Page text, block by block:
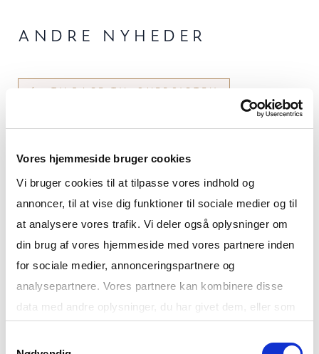
Vores hjemmeside bruger cookies
Vi bruger cookies til at tilpasse vores indhold og
annoncer, til at vise dig funktioner til sociale medier og til
at analysere vores trafik. Vi deler også oplysninger om
din brug af vores hjemmeside med vores partnere inden
for sociale medier, annonceringspartnere og
analysepartnere. Vores partnere kan kombinere disse
data med andre oplysninger, du har givet dem, eller som
ANDRE NYHEDER
TILBAGE TIL OVERSIGTEN
ET TREDJE PÅ VEJ
I lidt mere end et år har Tuborg Strandeng dannet
ramme for menneskers liv og hverdag. I
september 2021 flyttede de første lejere ind i
Bakkedraget, og siden da er antallet af beboere
på Tuborg Strandeng vokset yderligere. For i